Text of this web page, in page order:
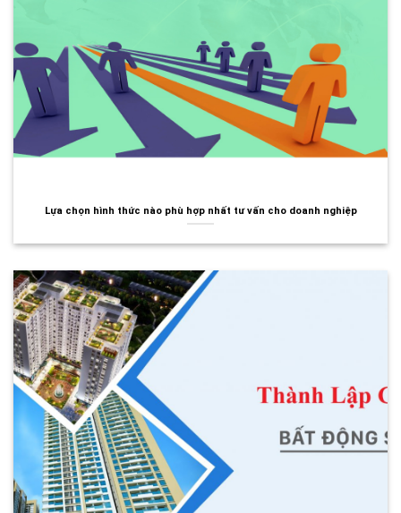
Lựa chọn hình thức nào phù hợp nhất tư vấn cho doanh nghiệp